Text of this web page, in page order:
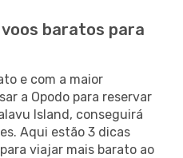
baratos para
e com a maior
a Opodo para reservar
Island, conseguirá
Aqui estão 3 dicas
viajar mais barato ao